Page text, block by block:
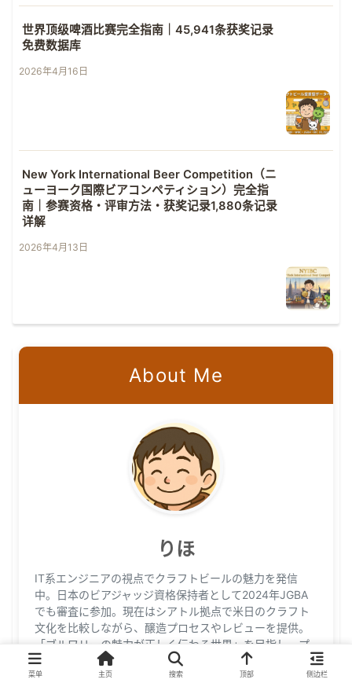
世界顶级啤酒比赛完全指南｜45,941条获奖记录
免费数据库
2026年4月16日
New York International Beer Competition（ニ
ューヨーク国際ビアコンペティション）完全指
南｜参赛资格・评审方法・获奖记录1,880条记录
详解
2026年4月13日
About Me
りほ
IT系エンジニアの視点でクラフトビールの魅力を発信
中。日本のビアジャッジ資格保持者として2024年JGBA
でも審査に参加。現在はシアトル拠点で米日のクラフト
文化を比較しながら、醸造プロセスやレビューを提供。
「ブルワリーの魅力が正しく伝わる世界」を目指し、プ
ロンプトエンジニアリングやWeb刷新など、IT知識を活
かしてブルワーをサポート。ビールとテクノロジーにつ
菜单 主页 搜索 顶部 侧边栏